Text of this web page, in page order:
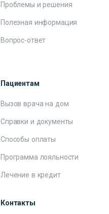
Проблемы и решения
Полезная информация
Вопрос-ответ
Пациентам
Вызов врача на дом
Справки и документы
Способы оплаты
Программа лояльности
Лечение в кредит
Контакты